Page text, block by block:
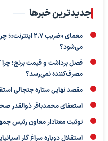
جدیدترین خبرها
معمای «ضریب ۲.۷
می‌شود؟
فصل برداشت و قیمت برنج؛
مصرف‌کننده نمی‌رسد؟
مقصد نهایی ستاره جنجالی
استعفای محمدباقر ذوالقدر
توئیت معنادار معاون رئیس
استقلال دوباره سراغ گلر